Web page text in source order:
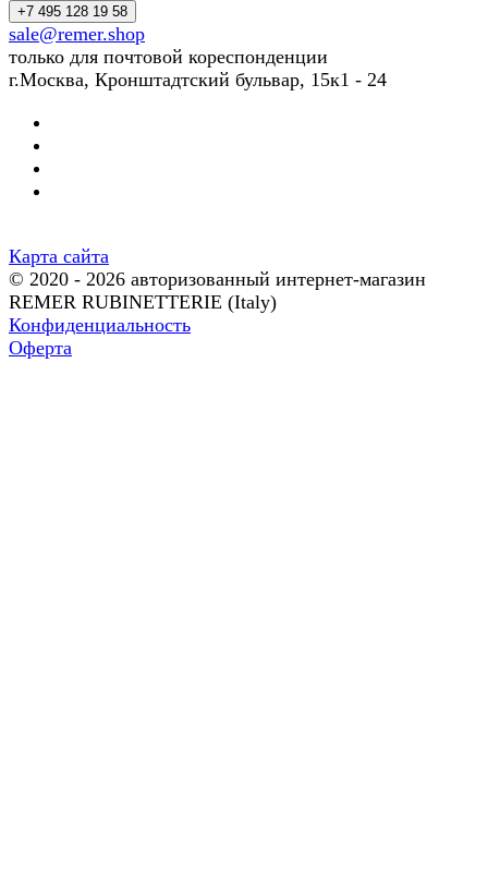
+7 495 128 19 58
sale@remer.shop
только для почтовой кореспонденции
г.Москва, Кронштадтский бульвар, 15к1 - 24
Карта сайта
© 2020 - 2026 авторизованный интернет-магазин
REMER RUBINETTERIE (Italy)
Конфиденциальность
Оферта